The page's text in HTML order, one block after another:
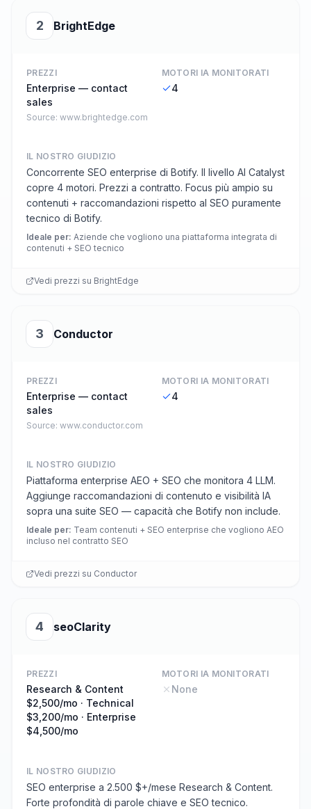
2 BrightEdge
PREZZI
Enterprise — contact
sales
Source: www.brightedge.com
MOTORI IA MONITORATI
4
IL NOSTRO GIUDIZIO
Concorrente SEO enterprise di Botify. Il livello AI Catalyst
copre 4 motori. Prezzi a contratto. Focus più ampio su
contenuti + raccomandazioni rispetto al SEO puramente
tecnico di Botify.
Ideale per: Aziende che vogliono una piattaforma integrata di
contenuti + SEO tecnico
Vedi prezzi su BrightEdge
3 Conductor
PREZZI
Enterprise — contact
sales
Source: www.conductor.com
MOTORI IA MONITORATI
4
IL NOSTRO GIUDIZIO
Piattaforma enterprise AEO + SEO che monitora 4 LLM.
Aggiunge raccomandazioni di contenuto e visibilità IA
sopra una suite SEO — capacità che Botify non include.
Ideale per: Team contenuti + SEO enterprise che vogliono AEO
incluso nel contratto SEO
Vedi prezzi su Conductor
4 seoClarity
PREZZI
Research & Content
$2,500/mo · Technical
$3,200/mo · Enterprise
$4,500/mo
MOTORI IA MONITORATI
None
IL NOSTRO GIUDIZIO
SEO enterprise a 2.500 $+/mese Research & Content.
Forte profondità di parole chiave e SEO tecnico.